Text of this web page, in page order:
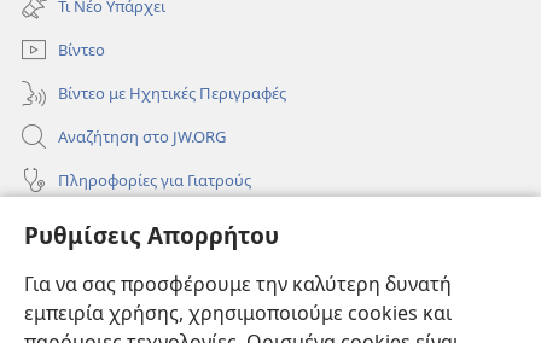
Ρυθμίσεις Απορρήτου
Για να σας προσφέρουμε την καλύτερη δυνατή
εμπειρία χρήσης, χρησιμοποιούμε cookies και
παράθυρο)
Τι Νέο Υπάρχει
Βίντεο
Βίντεο με Ηχητικές Περιγραφές
Αναζήτηση στο JW.ORG
Πληροφορίες για Γιατρούς
Πληροφορίες για Επίσημους Φορείς και ΜΜΕ
Συνεισφορές
(ανοίγει